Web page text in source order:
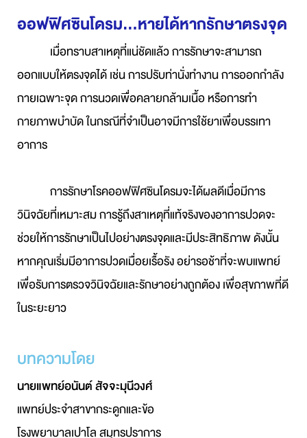
ออฟฟิศซินโดรม...หายได้หากรักษาตรงจุด
เมื่อทราบสาเหตุที่แน่ชัดแล้ว การรักษาจะสามารถ
ออกแบบให้ตรงจุดได้ เช่น การปรับท่านั่งทำงาน การออกกำลัง
กายเฉพาะจุด การนวดเพื่อคลายกล้ามเนื้อ หรือการทำ
กายภาพบำบัด ในกรณีที่จำเป็นอาจมีการใช้ยาเพื่อบรรเทา
อาการ
การรักษาโรคออฟฟิศซินโดรมจะได้ผลดีเมื่อมีการ
วินิจฉัยที่เหมาะสม การรู้ถึงสาเหตุที่แท้จริงของอาการปวดจะ
ช่วยให้การรักษาเป็นไปอย่างตรงจุดและมีประสิทธิภาพ ดังนั้น
หากคุณเริ่มมีอาการปวดเมื่อยเรื้อรัง อย่ารอช้าที่จะพบแพทย์
เพื่อรับการตรวจวินิจฉัยและรักษาอย่างถูกต้อง เพื่อสุขภาพที่ดี
ในระยะยาว
บทความโดย
นายแพทย์อนันต์ สัจจะมุนีวงศ์
แพทย์ประจำสาขากระดูกและข้อ
โรงพยาบาลเปาโล สมุทรปราการ